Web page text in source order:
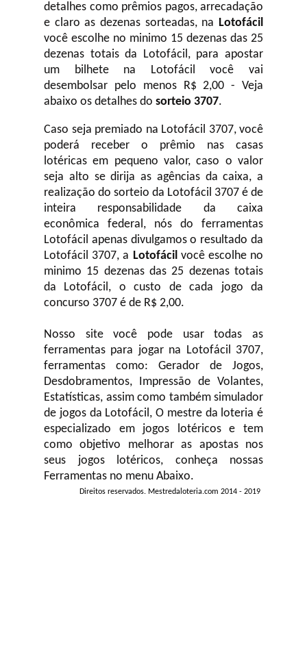
detalhes como prêmios pagos, arrecadação
e claro as dezenas sorteadas, na Lotofácil
você escolhe no minimo 15 dezenas das 25
dezenas totais da Lotofácil, para apostar
um bilhete na Lotofácil você vai
desembolsar pelo menos R$ 2,00 - Veja
abaixo os detalhes do sorteio 3707.
Caso seja premiado na Lotofácil 3707, você
poderá receber o prêmio nas casas
lotéricas em pequeno valor, caso o valor
seja alto se dirija as agências da caixa, a
realização do sorteio da Lotofácil 3707 é de
inteira responsabilidade da caixa
econômica federal, nós do ferramentas
Lotofácil apenas divulgamos o resultado da
Lotofácil 3707, a Lotofácilvocê escolhe no
minimo 15 dezenas das 25 dezenas totais
da Lotofácil, o custo de cada jogo da
concurso 3707 é de R$ 2,00.
Nosso site você pode usar todas as
ferramentas para jogar na Lotofácil 3707,
ferramentas como: Gerador de Jogos,
Desdobramentos, Impressão de Volantes,
Estatísticas, assim como também simulador
de jogos da Lotofácil, O mestre da loteria é
especializado em jogos lotéricos e tem
como objetivo melhorar as apostas nos
seus jogos lotéricos, conheça nossas
Ferramentas no menu Abaixo.
Direitos reservados. Mestredaloteria.com 2014 - 2019